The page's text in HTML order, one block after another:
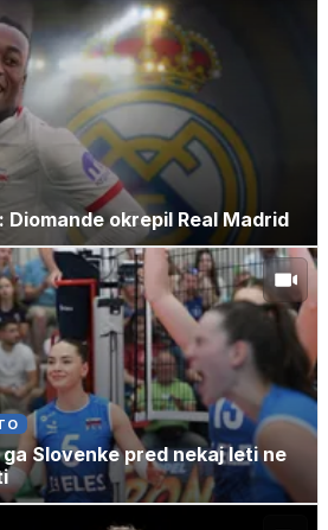
okrepil Real Madrid
Slovenke pred nekaj leti ne